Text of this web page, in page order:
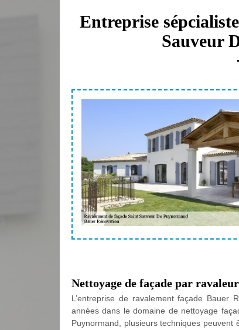
Entreprise
Sauveur
Nettoyage de façade par
L’entreprise de ravalement façade Bauer
années dans le domaine de nettoyage
Puynormand, plusieurs techniques